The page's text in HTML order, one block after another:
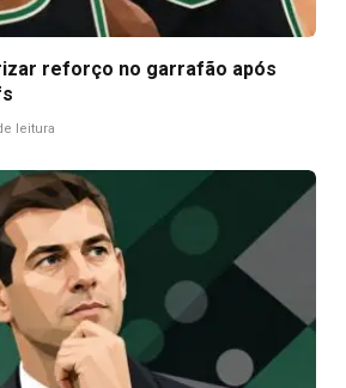
reforço no garrafão após
leitura